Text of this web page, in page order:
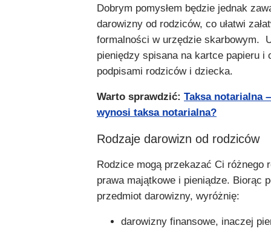
Dobrym pomysłem będzie jednak
darowizny od rodziców, co ułatwi
formalności w urzędzie skarbowym.
pieniędzy spisana na kartce papieru i
podpisami rodziców i dziecka.
Warto sprawdzić: Taksa notarialna
wynosi taksa notarialna?
Rodzaje darowizn od rodziców
Rodzice mogą przekazać Ci różnego
prawa majątkowe i pieniądze. Biorąc
przedmiot darowizny, wyróżnię:
darowizny finansowe, inaczej